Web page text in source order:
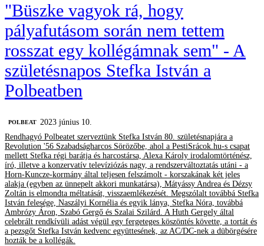
"Büszke vagyok rá, hogy
pályafutásom során nem tettem
rosszat egy kollégámnak sem" - A
születésnapos Stefka István a
Polbeatben
‎POLBEAT 2023 június 10.
Rendhagyó Polbeatet szerveztünk Stefka István 80. születésnapjára a
Revolution '56 Szabadságharcos Sörözőbe, ahol a PestiSrácok.hu-s csapat
mellett Stefka régi barátja és harcostársa, Alexa Károly irodalomtörténész,
író, illetve a konzervatív televíziózás nagy, a rendszerváltoztatás utáni - a
Horn-Kuncze-kormány által teljesen felszámolt - korszakának két jeles
alakja (egyben az ünnepelt akkori munkatársa), Mátyássy Andrea és Dézsy
Zoltán is elmondta méltatását, visszaemlékezését. Megszólalt továbbá Stefka
István felesége, Naszályi Kornélia és egyik lánya, Stefka Nóra, továbbá
Ambrózy Áron, Szabó Gergő és Szalai Szilárd. A Huth Gergely által
celebrált rendkívüli adást végül egy fergeteges köszöntés követte, a tortát és
a pezsgőt Stefka István kedvenc együttesének, az AC/DC-nek a dübörgésére
hozták be a kollégák.